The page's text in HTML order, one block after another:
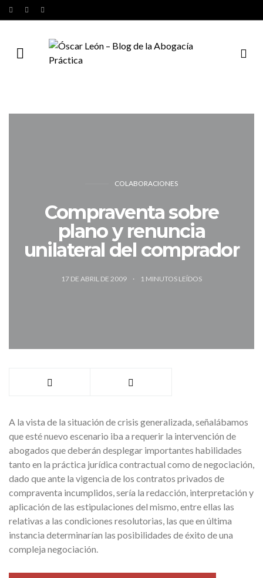
COLABORACIONES
Compraventa sobre
plano y renuncia
unilateral del comprador
17 DE ABRIL DE 2009 1 MINUTOS LEÍDOS
A la vista de la situación de crisis generalizada, señalábamos
que esté nuevo escenario iba a requerir la intervención de
abogados que deberán desplegar importantes habilidades
tanto en la práctica jurídica contractual como de negociación,
dado que ante la vigencia de los contratos privados de
compraventa incumplidos, sería la redacción, interpretación y
aplicación de las estipulaciones del mismo, entre ellas las
relativas a las condiciones resolutorias, las que en última
instancia determinarían las posibilidades de éxito de una
compleja negociación.